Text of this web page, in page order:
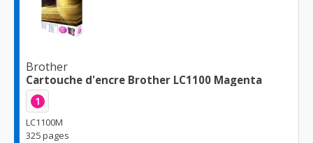
Brother
Cartouche d'encre Brother LC1100 Magenta
1
LC1100M
325 pages